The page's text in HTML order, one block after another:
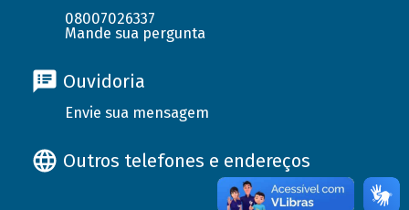
08007026337
Mande sua pergunta
Ouvidoria
Envie sua mensagem
Outros telefones e endereços